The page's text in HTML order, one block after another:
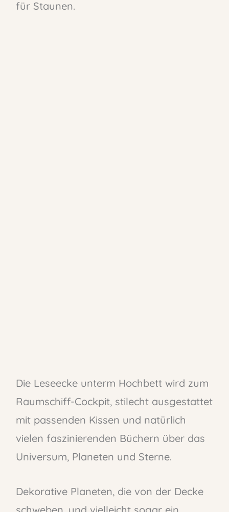
für Staunen.
Die Leseecke unterm Hochbett wird zum
Raumschiff-Cockpit, stilecht ausgestattet
mit passenden Kissen und natürlich
vielen faszinierenden Büchern über das
Universum, Planeten und Sterne.
Dekorative Planeten, die von der Decke